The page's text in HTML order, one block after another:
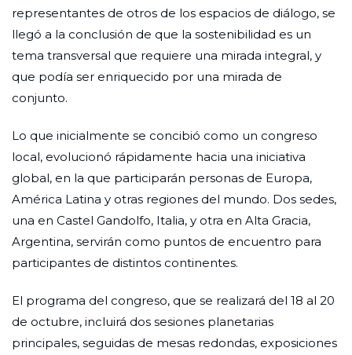
representantes de otros de los espacios de diálogo, se
llegó a la conclusión de que la sostenibilidad es un
tema transversal que requiere una mirada integral, y
que podía ser enriquecido por una mirada de
conjunto.
Lo que inicialmente se concibió como un congreso
local, evolucionó rápidamente hacia una iniciativa
global, en la que participarán personas de Europa,
América Latina y otras regiones del mundo. Dos sedes,
una en Castel Gandolfo, Italia, y otra en Alta Gracia,
Argentina, servirán como puntos de encuentro para
participantes de distintos continentes.
El programa del congreso, que se realizará del 18 al 20
de octubre, incluirá dos sesiones planetarias
principales, seguidas de mesas redondas, exposiciones